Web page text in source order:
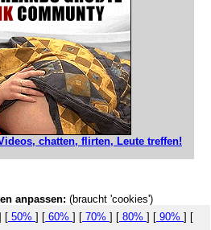
chatten, flirten, Leute treffen!
anpassen: (braucht 'cookies')
[ 50% ] [ 60% ] [ 70% ] [ 80% ] [ 90% ] [